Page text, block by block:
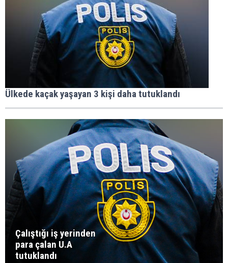
Ülkede kaçak yaşayan 3 kişi daha tutuklandı
Çalıştığı iş yerinden
para çalan U.A
tutuklandı